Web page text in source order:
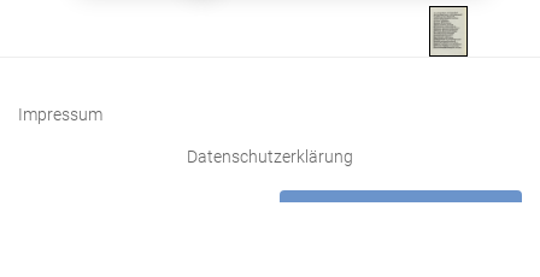
Vnnutten
Impressum
Datenschutzerklärung